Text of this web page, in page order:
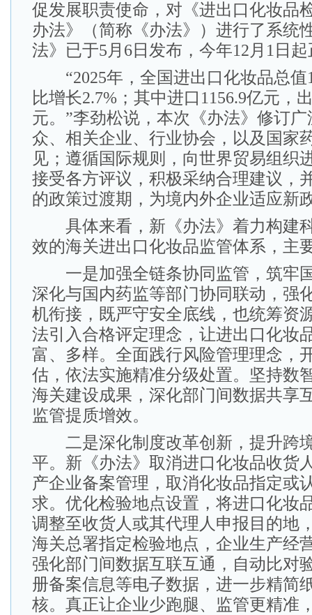
促发展职责使命，对《进出口化妆品
办法》（简称《办法》）进行了系统
法》已于5月6日发布，今年12月1日
“2025年，全国进出口化妆品总值
比增长2.7%；其中进口1156.9亿元，
元。”李劲松说，本次《办法》修订
众、相关企业、行业协会，以及国家
见；遵循国际规则，向世界贸易组织
接受各方评议，积极采纳合理建议，
的政策过渡期，为境内外企业适应新
具体来看，新《办法》着力构建
效的海关进出口化妆品监管体系，主
一是加强全链条协同监管，筑牢
深化与国内药监等部门协同联动，强
机衔接，既严守安全底线，也统筹资
法引入合格评定理念，让进出口化妆
富、多样。全面践行风险管理理念，
估，依法实施精准分级处置。坚持数
海关建设成果，深化部门间数据共享
监管提质增效。
二是深化制度改革创新，提升跨
平。新《办法》取消进口化妆品收货
产企业备案管理，取消化妆品指定或
求。优化检验地点设置，将进口化妆
调整至收货人或其代理人申报目的地
海关总署指定检验地点，企业生产经
强化部门间数据互联互通，自动比对
册备案信息等电子数据，进一步精简
核。真正让企业少跑腿、监管更精准